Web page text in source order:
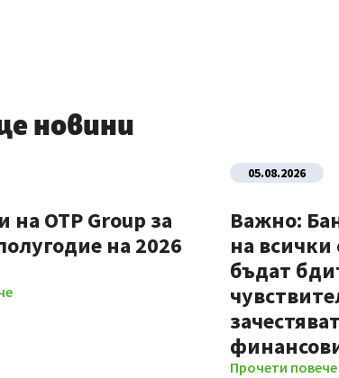
новини
на OTP Group за
на 2026
05.08.2026
Важно:
на
бъдат
Прочети повече